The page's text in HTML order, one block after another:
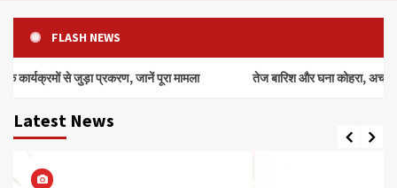
FLASH NEWS
प्रकरण, जानें पूरा मामला तेज बारिश और घना कोहरा, अचानक झाड़ी से
Latest News